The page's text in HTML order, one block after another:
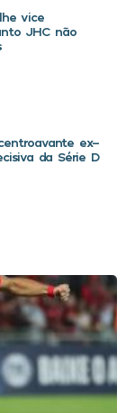
vice
JHC não
ex-
da Série D